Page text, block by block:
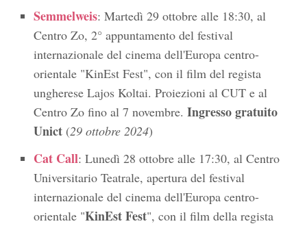
Semmelweis: Martedì 29 ottobre alle 18:30, al
Centro Zo, 2° appuntamento del festival
internazionale del cinema dell'Europa centro-
orientale "KinEst Fest", con il film del regista
ungherese Lajos Koltai. Proiezioni al CUT e al
Centro Zo fino al 7 novembre. Ingresso gratuito
Unict(29 ottobre 2024)
Cat Call: Lunedì 28 ottobre alle 17:30, al Centro
Universitario Teatrale, apertura del festival
internazionale del cinema dell'Europa centro-
orientale "KinEst Fest", con il film della regista